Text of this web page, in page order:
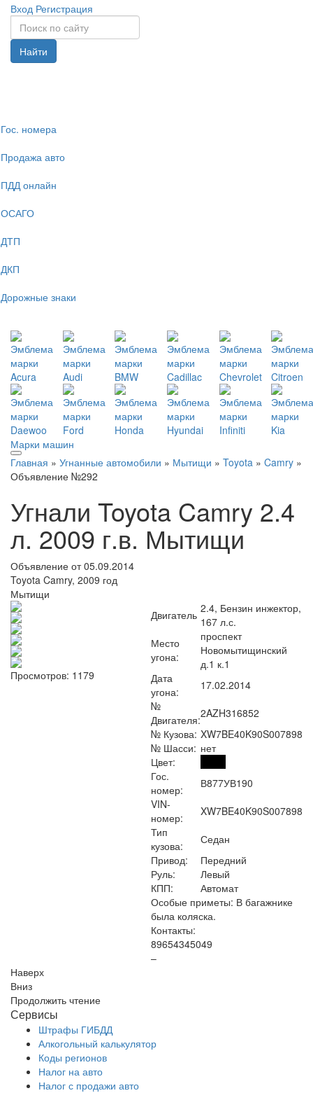
Вход Регистрация
Найти
Гос. номера
Продажа авто
ПДД онлайн
ОСАГО
ДТП
ДКП
Дорожные знаки
Марки машин
Главная » Угнанные автомобили » Мытищи » Toyota » Camry »
Объявление №292
Угнали Toyota Camry 2.4
л. 2009 г.в. Мытищи
Объявление от 05.09.2014
Toyota Camry, 2009 год
Мытищи
Просмотров: 1179
Двигатель 2.4, Бензин инжектор,
167 л.с.
Место
угона:
проспект
Новомытищинский
д.1 к.1
Дата
угона:
17.02.2014
№
Двигателя:2AZH316852
№ Кузова: XW7BE40K90S007898
№ Шасси: нет
Цвет:
Гос.
номер:
В877УВ190
VIN-
номер:
XW7BE40K90S007898
Тип
кузова:
Седан
Привод:
Передний
Руль:
Левый
КПП:
Автомат
Особые приметы: В багажнике
была коляска.
Контакты:
89654345049
–
Наверх
Вниз
Продолжить чтение
Сервисы
Штрафы ГИБДД
Алкогольный калькулятор
Коды регионов
Налог на авто
Налог с продажи авто